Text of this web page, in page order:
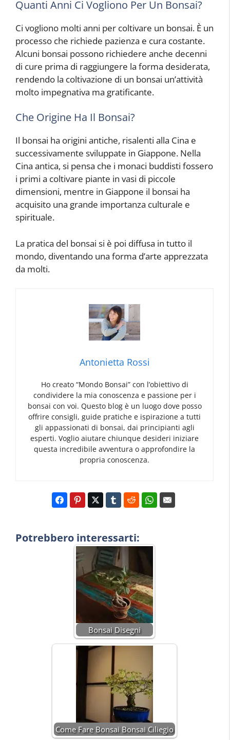
Quanti Anni Ci Vogliono Per Un Bonsai?
Ci vogliono molti anni per coltivare un bonsai. È un
processo che richiede pazienza e cura costante.
Alcuni bonsai possono richiedere anche decenni
di cure prima di raggiungere la forma desiderata,
rendendo la coltivazione di un bonsai un’attività
molto impegnativa ma gratificante.
Che Origine Ha Il Bonsai?
Il bonsai ha origini antiche, risalenti alla Cina e
successivamente sviluppate in Giappone. Nella
Cina antica, si pensa che i monaci buddisti fossero
i primi a coltivare piante in vasi di piccole
dimensioni, mentre in Giappone il bonsai ha
acquisito una grande importanza culturale e
spirituale.
La pratica del bonsai si è poi diffusa in tutto il
mondo, diventando una forma d’arte apprezzata
da molti.
Antonietta Rossi
Ho creato “Mondo Bonsai” con l’obiettivo di
condividere la mia conoscenza e passione per i
bonsai con voi. Questo blog è un luogo dove posso
offrire consigli, guide pratiche e ispirazione a tutti
gli appassionati di bonsai, dai principianti agli
esperti. Voglio aiutare chiunque desideri iniziare
questa incredibile avventura o approfondire la
propria conoscenza.
Potrebbero interessarti:
Bonsai Disegni
Come Fare Bonsai Bonsai Ciliegio